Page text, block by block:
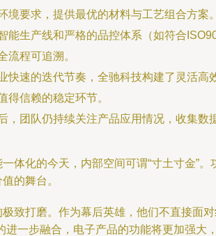
要求，提供最优的材料与工艺组合方案。
能生产线和严格的品控体系（如符合
流程可追溯。
快速的迭代节奏，全驰科技构建了灵活
得信赖的稳定环节。
，团队仍持续关注产品应用情况，收集
体化的今天，内部空间可谓“寸土寸金”
的舞台。
致打磨。作为幕后英雄，他们不直接面
一步融合，电子产品的功能将更加强大